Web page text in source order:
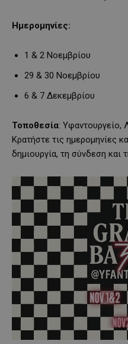
Ημερομηνίες:
1 & 2 Νοεμβρίου
29 & 30 Νοεμβρίου
6 & 7 Δεκεμβρίου
Τοποθεσία: Υφαντουργείο,
Κρατήστε τις ημερομηνίες
δημιουργία, τη σύνδεση και